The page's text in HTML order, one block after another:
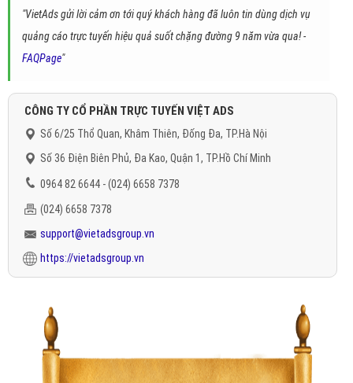
"VietAds gửi lời cảm ơn tới quý khách hàng đã luôn tin dùng dịch vụ
quảng cáo trực tuyến hiệu quả suốt chặng đường 9 năm vừa qua! -
FAQPage"
CÔNG TY CỔ PHẦN TRỰC TUYẾN VIỆT ADS
Số 6/25 Thổ Quan, Khâm Thiên, Đống Đa, TP.Hà Nội
Số 36 Điện Biên Phủ, Đa Kao, Quận 1, TP.Hồ Chí Minh
0964 82 6644 - (024) 6658 7378
(024) 6658 7378
support@vietadsgroup.vn
https://vietadsgroup.vn